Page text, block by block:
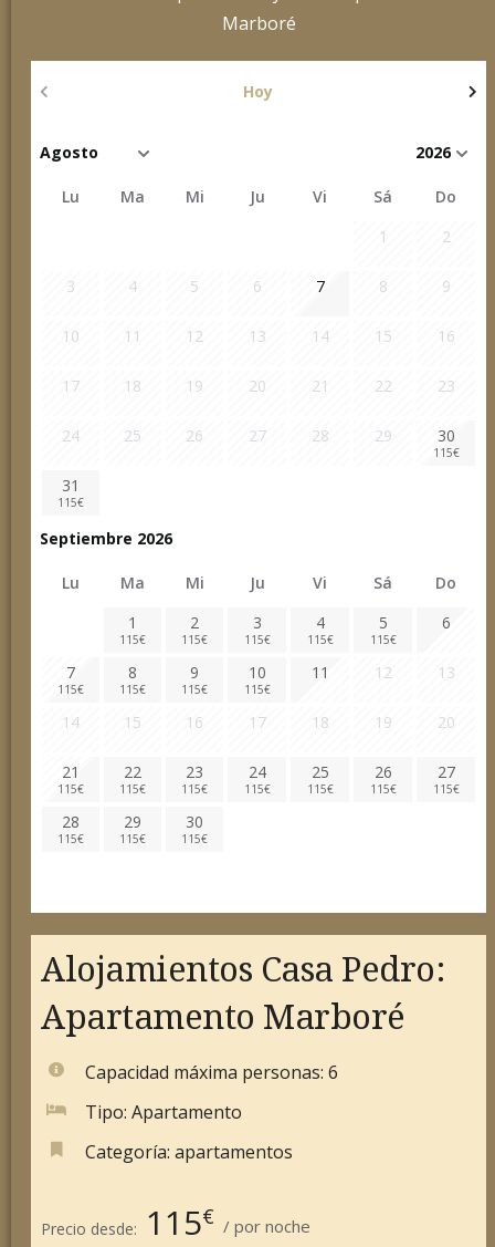
Marboré
Hoy
Lu Ma Mi Ju Vi Sá
Do
1
2
3 4 5 6 7 8 9
10 11 12 13 14 15 16
17 18 19 20 21 22 23
24 25 26 27 28 29 30
115€
31
115€
Septiembre 2026
Lu Ma Mi Ju Vi Sá
Do
1
115€
2
115€
3
115€
4
115€
5
115€
6
7
115€
8
115€
9
115€
10
115€
11 12 13
14 15 16 17 18 19 20
21
115€
22
115€
23
115€
24
115€
25
115€
26
115€
27
115€
28
115€
29
115€
30
115€
Alojamientos Casa Pedro:
Apartamento Marboré
Capacidad máxima personas: 6
Tipo: Apartamento
Categoría: apartamentos
Precio desde: 115€ por noche